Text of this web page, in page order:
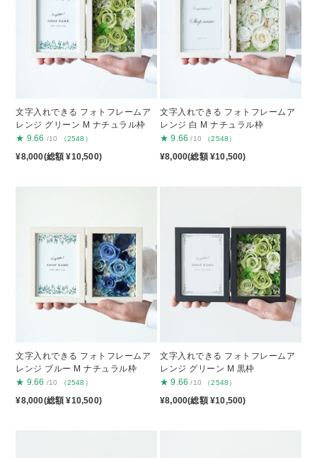
文字入れできる フォトフレームア
レンジ グリーン M ナチュラル枠
★ 9.66 /10 （2548）
¥8,000(総額 ¥10,500)
文字入れできる フォトフレームア
レンジ 白 M ナチュラル枠
★ 9.66 /10 （2548）
¥8,000(総額 ¥10,500)
文字入れできる フォトフレームア
レンジ ブルー M ナチュラル枠
★ 9.66 /10 （2548）
¥8,000(総額 ¥10,500)
文字入れできる フォトフレームア
レンジ グリーン M 黒枠
★ 9.66 /10 （2548）
¥8,000(総額 ¥10,500)